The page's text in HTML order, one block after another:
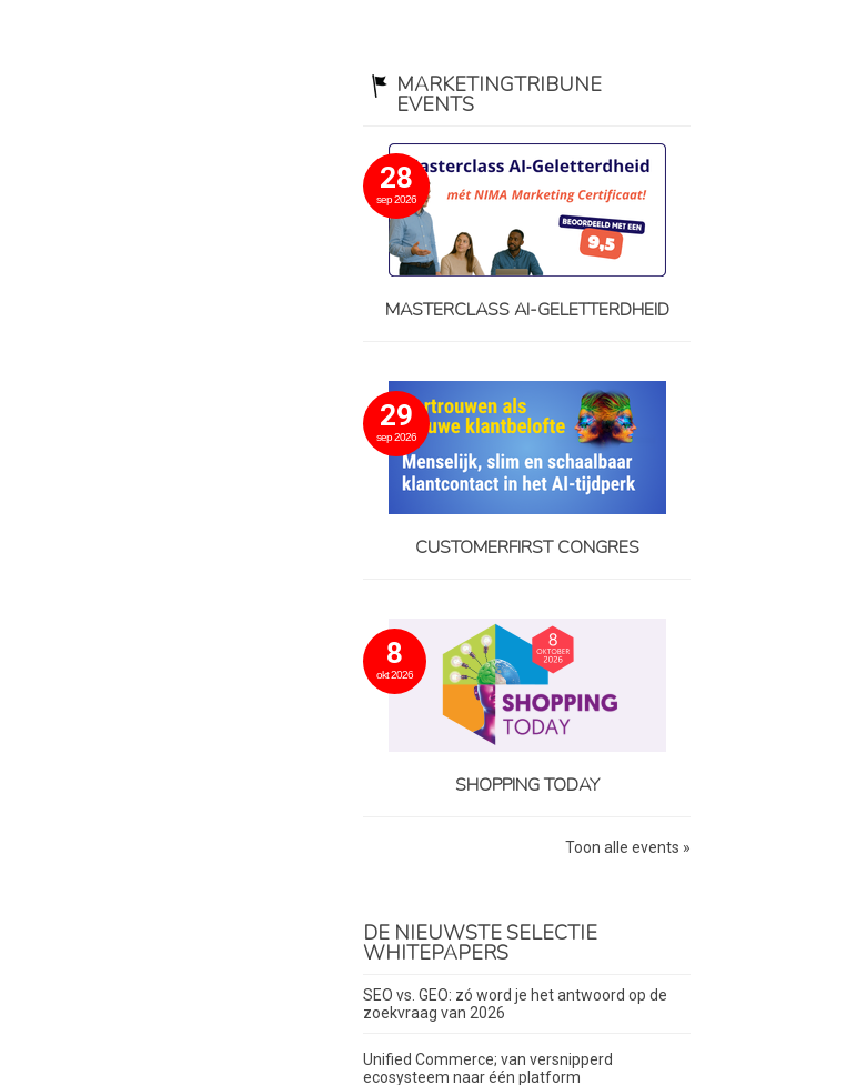
MARKETINGTRIBUNE
EVENTS
28
sep 2026
MASTERCLASS AI-GELETTERDHEID
29
sep 2026
CUSTOMERFIRST CONGRES
8
okt 2026
SHOPPING TODAY
Toon alle events »
DE NIEUWSTE SELECTIE
WHITEPAPERS
SEO vs. GEO: zó word je het antwoord op de
zoekvraag van 2026
Unified Commerce; van versnipperd
ecosysteem naar één platform